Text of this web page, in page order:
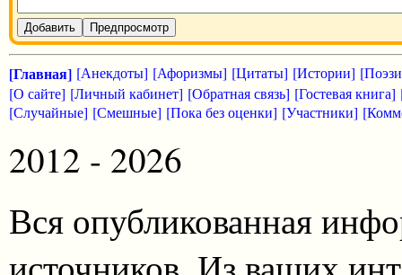
Добавить Предпросмотр
[Главная] [Анекдоты] [Афоризмы] [Цитаты] [Истории]
[О сайте] [Личный кабинет] [Обратная связь] [Гостевая книга]
[Случайные] [Смешные] [Пока без оценки] [Участники]
2012 - 2026
Вся опубликованная